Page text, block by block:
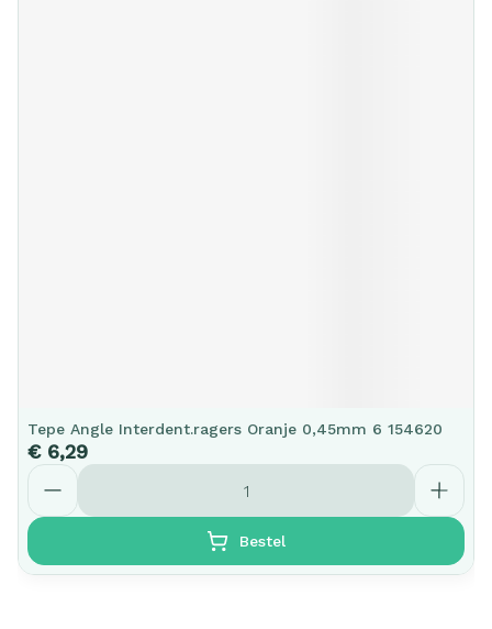
Tepe Angle Interdent.ragers Oranje 0,45mm 6 154620
€ 6,29
Aantal
Bestel